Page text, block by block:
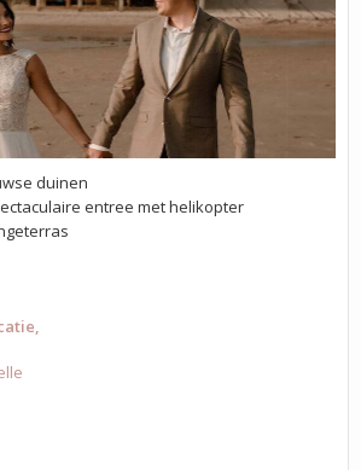
duinen
entree met helikopter